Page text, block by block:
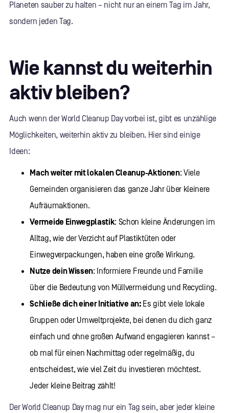
Planeten sauber zu halten – nicht nur an einem Tag im Jahr,
sondern jeden Tag.
Wie kannst du weiterhin
aktiv bleiben?
Auch wenn der World Cleanup Day vorbei ist, gibt es unzählige
Möglichkeiten, weiterhin aktiv zu bleiben. Hier sind einige
Ideen:
Mach weiter mit lokalen Cleanup-Aktionen: Viele
Gemeinden organisieren das ganze Jahr über kleinere
Aufräumaktionen.
Vermeide Einwegplastik: Schon kleine Änderungen im
Alltag, wie der Verzicht auf Plastiktüten oder
Einwegverpackungen, haben eine große Wirkung.
Nutze dein Wissen: Informiere Freunde und Familie
über die Bedeutung von Müllvermeidung und Recycling.
Schließe dich einer Initiative an: Es gibt viele lokale
Gruppen oder Umweltprojekte, bei denen du dich ganz
einfach und ohne großen Aufwand engagieren kannst –
ob mal für einen Nachmittag oder regelmäßig, du
entscheidest, wie viel Zeit du investieren möchtest.
Jeder kleine Beitrag zählt!
Der World Cleanup Day mag nur ein Tag sein, aber jeder kleine